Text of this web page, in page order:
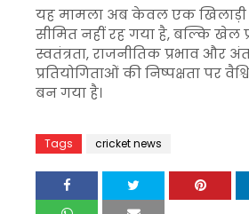
यह मामला अब केवल एक
सीमित नहीं रह गया है, बल्कि खेल
स्वतंत्रता, राजनीतिक प्रभाव और
प्रतियोगिताओं की निष्पक्षता पर
बन गया है।
Tags cricket news